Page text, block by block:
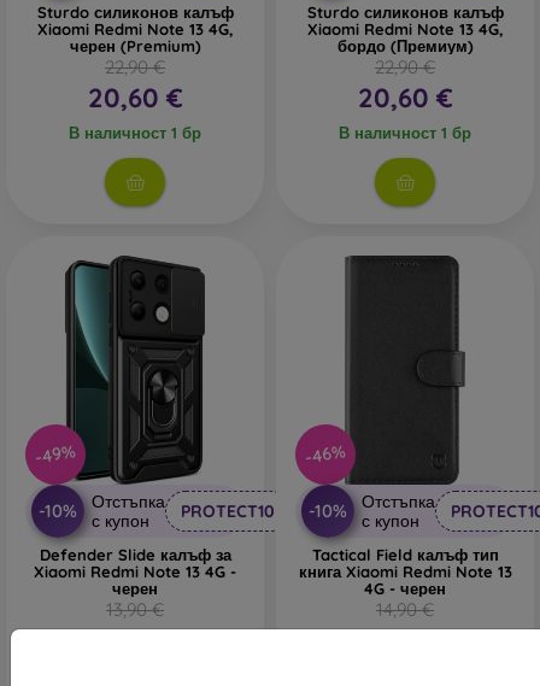
Sturdo силиконов калъф
Xiaomi Redmi Note 13 4G,
черен (Premium)
22,90 €
20,60 €
В наличност 1 бр
Sturdo силиконов калъф
Xiaomi Redmi Note 13 4G,
бордо (Премиум)
22,90 €
20,60 €
В наличност 1 бр
-49%
-10%
Отстъпка
с купон
PROTECT10
Defender Slide калъф за
Xiaomi Redmi Note 13 4G -
черен
13,90 €
7,10 €
-46%
-10%
Отстъпка
с купон
Tactical Field калъф тип
книга Xiaomi Redmi Note 13
4G - черен
14,90 €
8,02 €